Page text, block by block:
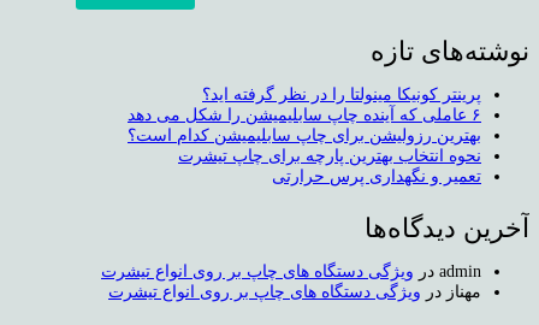
نوشته‌های تازه
پرینتر کونیکا مینولتا را در نظر گرفته اید؟
۶ عاملی که آینده چاپ سابلیمیشن را شکل می دهد
بهترین رزولیشن برای چاپ سابلیمیشن کدام است؟
نحوه انتخاب بهترین پارچه برای چاپ تیشرت
تعمیر و نگهداری پرس حرارتی
آخرین دیدگاه‌ها
admin در ویژگی دستگاه های چاپ بر روی انواع تیشرت
مهناز در ویژگی دستگاه های چاپ بر روی انواع تیشرت